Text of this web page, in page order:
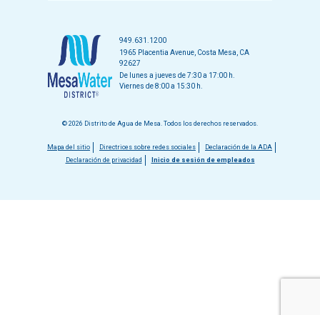
949.631.1200
1965 Placentia Avenue, Costa Mesa, CA
92627
De lunes a jueves de 7:30 a 17:00 h.
Viernes de 8:00 a 15:30 h.
© 2026 Distrito de Agua de Mesa. Todos los derechos reservados.
Menú
pie
Mapa del sitio Directrices sobre redes sociales
Declaración de la ADA
Declaración de privacidad
Inicio de sesión de empleados